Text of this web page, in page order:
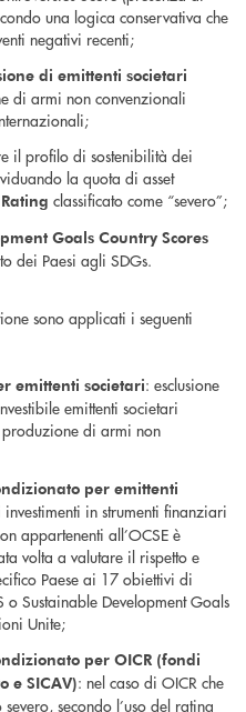
una logica conservativa che
negativi recenti;
di emittenti societari
di armi non convenzionali
il profilo di sostenibilità dei
la quota di asset
classificato come “severo”;
Goals Country Scores
dei Paesi agli SDGs.
sono applicati i seguenti
emittenti societari: esclusione
emittenti societari
di armi non
per emittenti
in strumenti finanziari
appartenenti all’OCSE è
volta a valutare il rispetto e
Paese ai 17 obiettivi di
o Sustainable Development Goals
Unite;
per OICR (fondi
e SICAV): nel caso di OICR che
secondo l’uso del rating